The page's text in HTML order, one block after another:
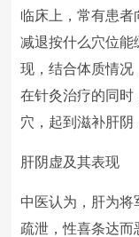
字体：大
临床上，常有患者
减退按什么穴位能
现，结合体质情况
在针灸治疗的同时
穴，起到滋补肝阴
肝阴虚及其表现
中医认为，肝为将
疏泄，性喜条达而